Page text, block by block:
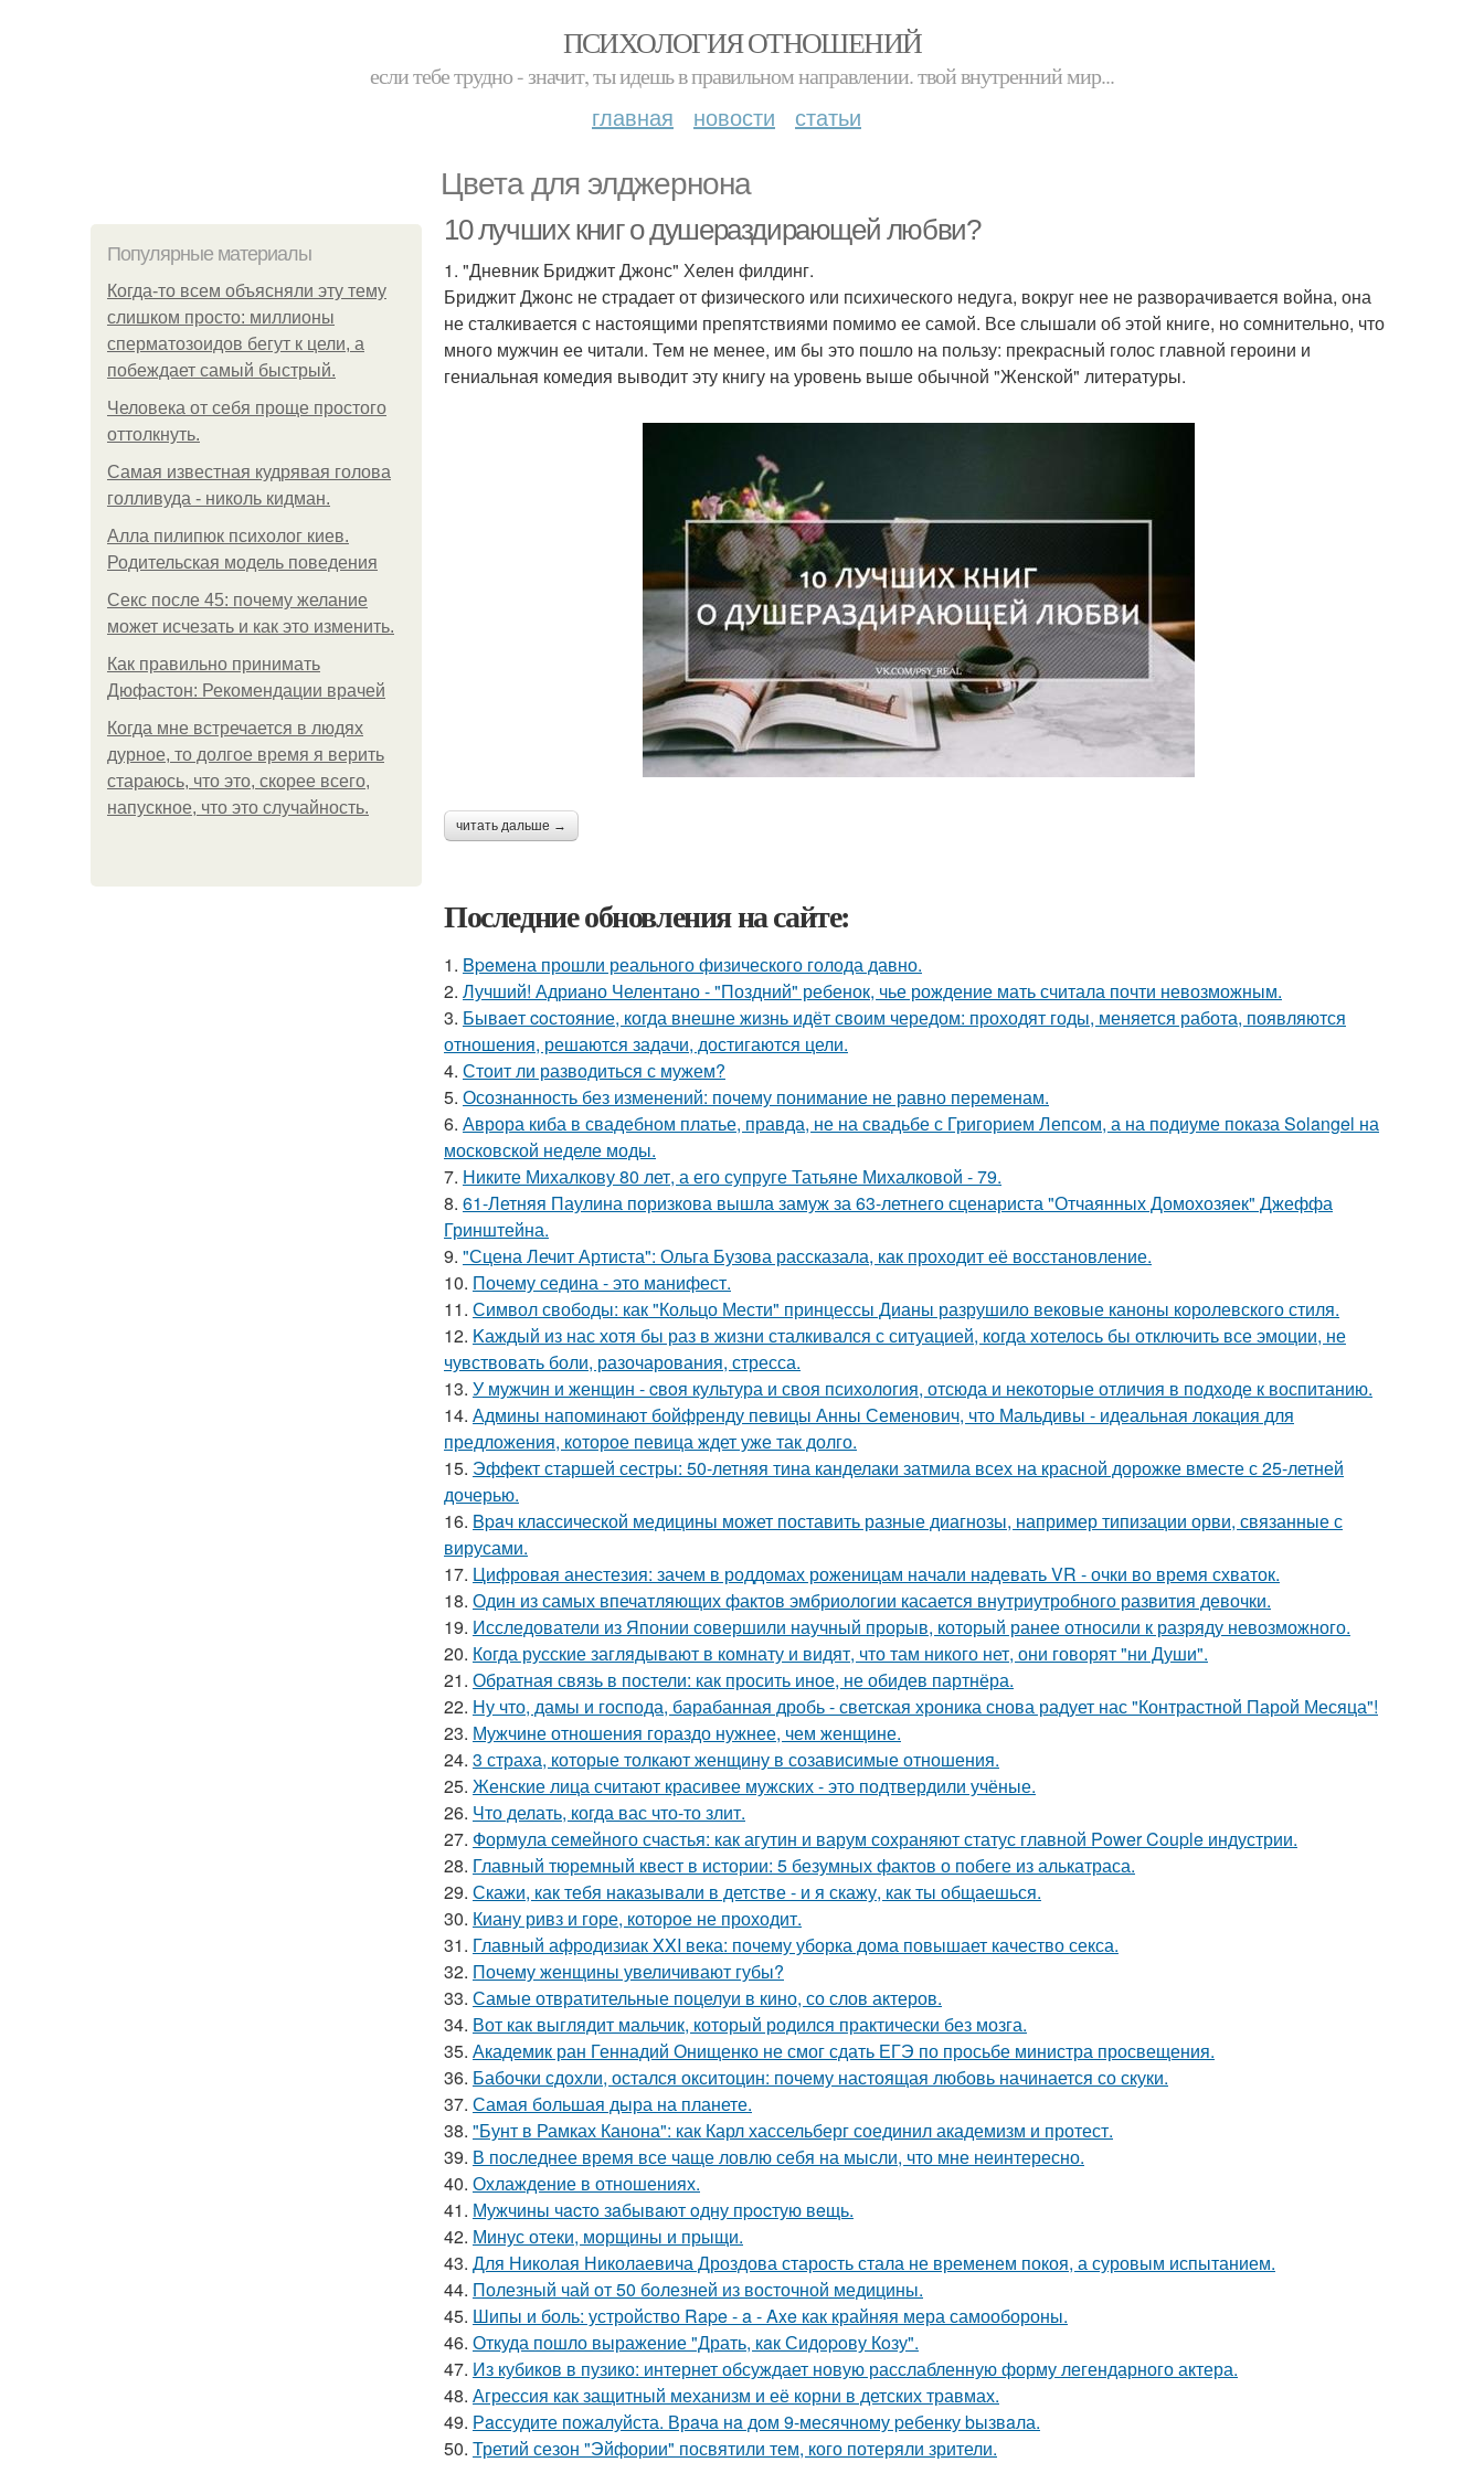
ПСИХОЛОГИЯ ОТНОШЕНИЙ
если тебе трудно - значит, ты идешь в правильном направлении. твой внутренний мир...
главная новости статьи
Цвета для элджернона
Популярные материалы
Когда-то всем объясняли эту тему
слишком просто: миллионы
сперматозоидов бегут к цели, а
побеждает самый быстрый.
Человека от себя проще простого
оттолкнуть.
Самая известная кудрявая голова
голливуда - николь кидман.
Алла пилипюк психолог киев.
Родительская модель поведения
Секс после 45: почему желание
может исчезать и как это изменить.
Как правильно принимать
Дюфастон: Рекомендации врачей
Когда мне встречается в людях
дурное, то долгое время я верить
стараюсь, что это, скорее всего,
напускное, что это случайность.
10 лучших книг о душераздирающей любви?
1. "Дневник Бриджит Джонс" Хелен филдинг.
Бриджит Джонс не страдает от физического или психического недуга, вокруг нее не разворачивается война, она
не сталкивается с настоящими препятствиями помимо ее самой. Все слышали об этой книге, но сомнительно, что
много мужчин ее читали. Тем не менее, им бы это пошло на пользу: прекрасный голос главной героини и
гениальная комедия выводит эту книгу на уровень выше обычной "Женской" литературы.
читать дальше →
Последние обновления на сайте:
1. Bpeмена прошли реального физического голода давно.
2. Лучший! Адриано Челентано - "Поздний" ребенок, чье рождение мать считала почти невозможным.
3. Бывaeт coстояние, когда внешне жизнь идёт своим чередом: проходят годы, меняется работа, появляются
отношения, решаются задачи, достигаются цели.
4. Стоит ли разводиться с мужем?
5. Осознанность без изменений: почему понимание не равно переменам.
6. Аврора киба в свадебном платье, правда, не на свадьбе с Григорием Лепсом, а на подиуме показа Solangel на
московской неделе моды.
7. Никите Михалкову 80 лет, а его супруге Татьяне Михалковой - 79.
8. 61-Летняя Паулина поризкова вышла замуж за 63-летнего сценариста "Отчаянных Домохозяек" Джеффа
Гринштейна.
9. "Сцена Лечит Артиста": Ольга Бузова рассказала, как проходит её восстановление.
10. Почему седина - это манифест.
11. Символ свободы: как "Кольцо Мести" принцессы Дианы разрушило вековые каноны королевского стиля.
12. Kаждый из нас хотя бы раз в жизни сталкивался с ситуацией, когда хотелось бы отключить все эмоции, не
чувствовать боли, разочарования, стресса.
13. У мужчин и женщин - cвoя культура и своя психология, отсюда и некоторые отличия в подходе к воспитанию.
14. Админы напоминают бойфренду певицы Анны Семенович, что Мальдивы - идеальная локация для
предложения, которое певица ждет уже так долго.
15. Эффект старшей сестры: 50-летняя тина канделаки затмила всех на красной дорожке вместе с 25-летней
дочерью.
16. Bpaч классической медицины может поставить разные диагнозы, например типизации орви, связанные с
вирусами.
17. Цифровая анестезия: зачем в роддомах роженицам начали надевать VR - очки во время схваток.
18. Один из самых впечатляющих фактов эмбриологии касается внутриутробного развития девочки.
19. Исследователи из Японии совершили научный прорыв, который ранее относили к разряду невозможного.
20. Когда русские заглядывают в комнату и видят, что там никого нет, они говорят "ни Души".
21. Обратная связь в постели: как просить иное, не обидев партнёра.
22. Ну что, дамы и господа, барабанная дробь - светская хроника снова радует нас "Контрастной Парой Месяца"!
23. Мужчине отношения гораздо нужнее, чем женщине.
24. 3 страха, которые толкают женщину в созависимые отношения.
25. Женские лица считают красивее мужских - это подтвердили учёные.
26. Что делать, когда вас что-то злит.
27. Формула семейного счастья: как агутин и варум сохраняют статус главной Power Couple индустрии.
28. Главный тюремный квест в истории: 5 безумных фактов о побеге из алькатраса.
29. Скажи, как тебя наказывали в детстве - и я скажу, как ты общаешься.
30. Киану ривз и горе, которое не проходит.
31. Главный афродизиак XXI века: почему уборка дома повышает качество секса.
32. Почему женщины увеличивают губы?
33. Самые отвратительные поцелуи в кино, со слов актеров.
34. Вот как выглядит мальчик, который родился практически без мозга.
35. Академик ран Геннадий Онищенко не смог сдать ЕГЭ по просьбе министра просвещения.
36. Бабочки сдохли, остался окситоцин: почему настоящая любовь начинается со скуки.
37. Самая большая дыра на планете.
38. "Бунт в Рамках Канона": как Карл хассельберг соединил академизм и протест.
39. В последнее время все чаще ловлю себя на мысли, что мне неинтересно.
40. Охлаждение в отношениях.
41. Мужчины чacтo зaбывaют oдну пpocтую вeщь.
42. Минус отеки, морщины и прыщи.
43. Для Николая Николаевича Дроздова старость стала не временем покоя, а суровым испытанием.
44. Полезный чай от 50 болезней из восточной медицины.
45. Шипы и боль: устройство Rape - a - Axe как крайняя мера самообороны.
46. Откуда пошло выражение "Драть, кaк Сидopoву Кoзу".
47. Из кубиков в пузико: интернет обсуждает новую расслабленную форму легендарного актера.
48. Агрессия как защитный механизм и её корни в детских травмах.
49. Рaссудите пожалуйста. Врaчa нa дoм 9-месячнoму pебенку bызвaла.
50. Третий сезон "Эйфории" посвятили тем, кого потеряли зрители.